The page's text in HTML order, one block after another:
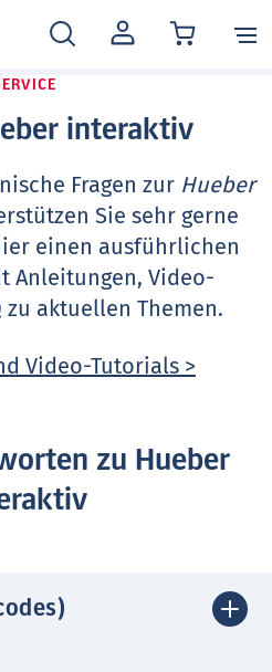
MEIN
KONTO
interaktiv
Fragen zur Hueber
Sie sehr gerne
einen ausführlichen
Anleitungen, Video-
zu aktuellen Themen.
Video-Tutorials >
zu Hueber